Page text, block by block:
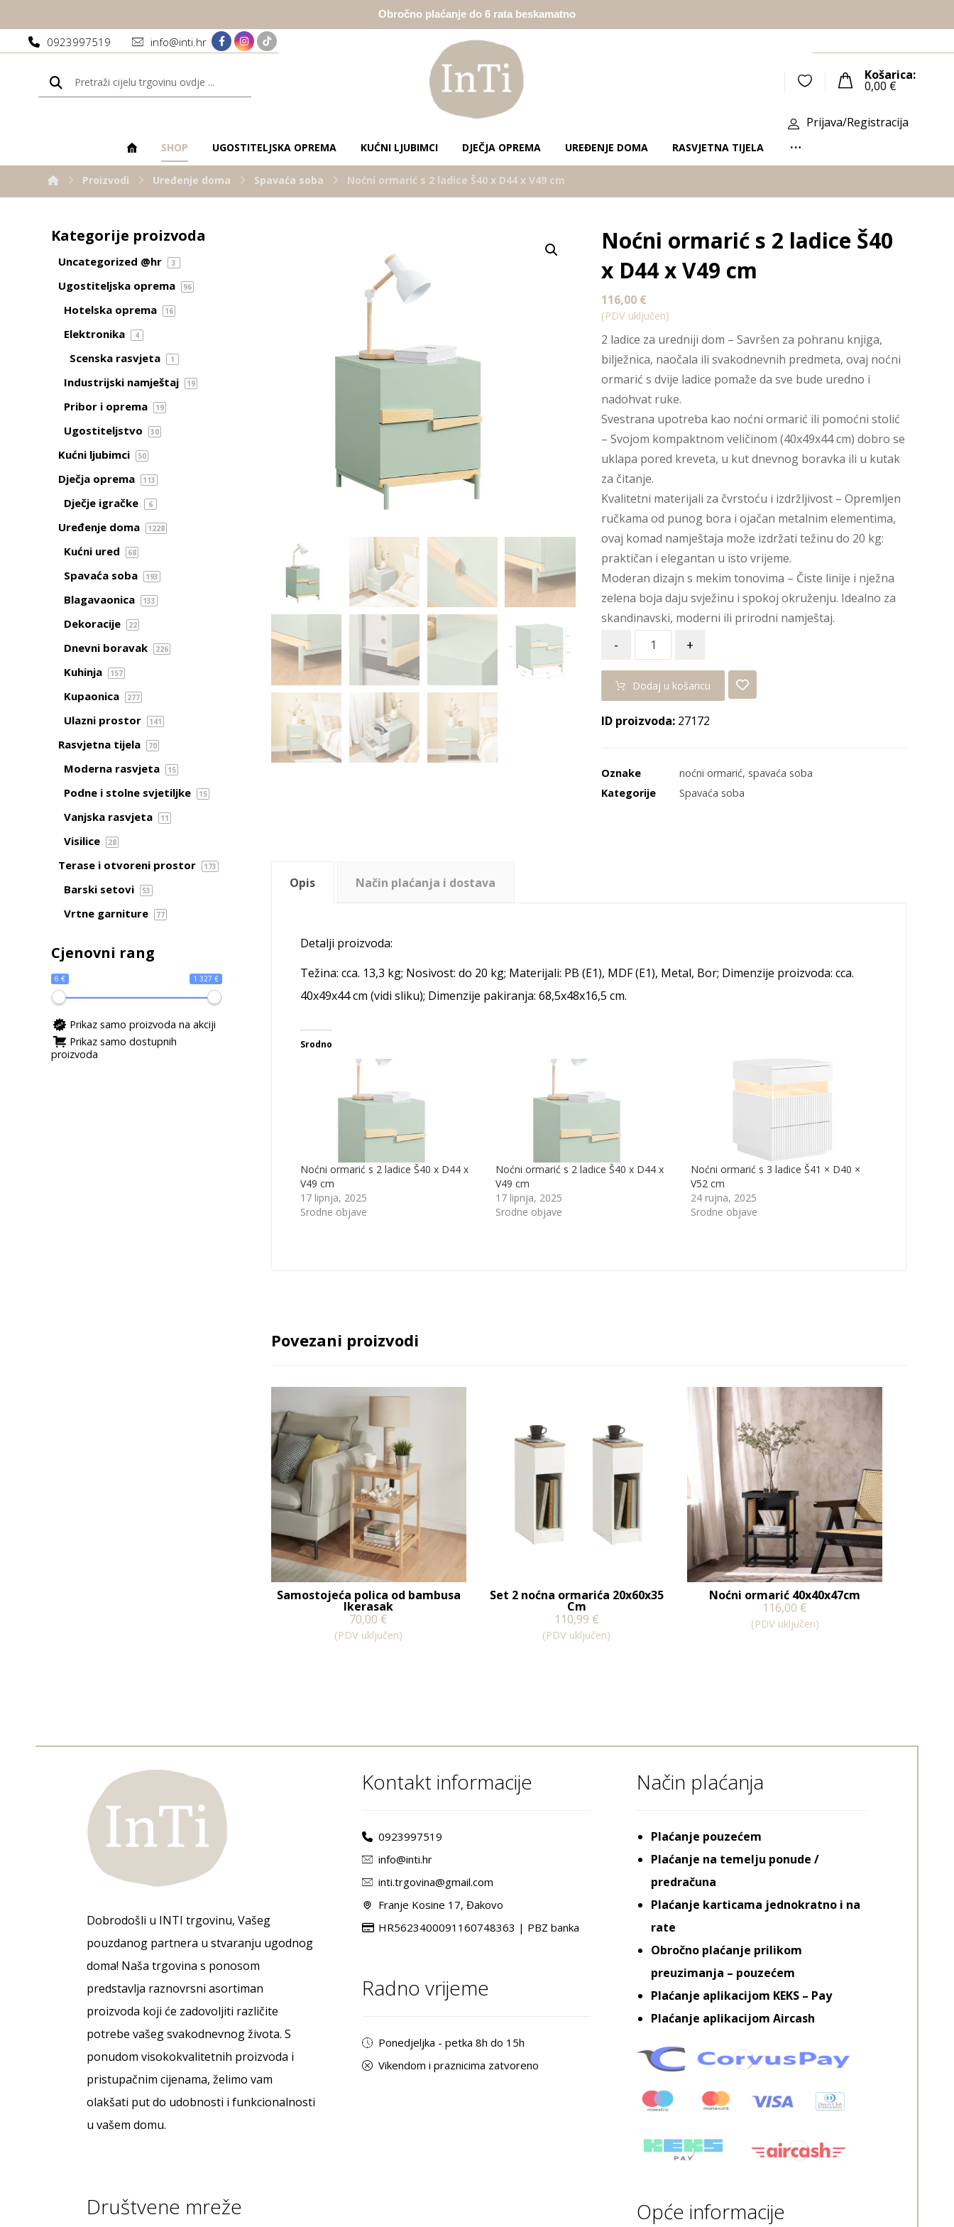
Obročno plaćanje do 6 rata beskamatno
0923997519 info@inti.hr
Košarica:
0,00 €
Prijava/Registracija
SHOP UGOSTITELJSKA OPREMA KUĆNI LJUBIMCI DJEČJA OPREMA UREĐENJE DOMA RASVJETNA TIJELA
Proizvodi Uređenje doma Spavaća soba Noćni ormarić s 2 ladice Š40 x D44 x V49 cm
Noćni ormarić s 2 ladice Š40
x D44 x V49 cm
116,00 €
(PDV uključen)
2 ladice za uredniji dom – Savršen za pohranu knjiga,
bilježnica, naočala ili svakodnevnih predmeta, ovaj noćni
ormarić s dvije ladice pomaže da sve bude uredno i
nadohvat ruke.
Svestrana upotreba kao noćni ormarić ili pomoćni stolić
– Svojom kompaktnom veličinom (40x49x44 cm) dobro se
uklapa pored kreveta, u kut dnevnog boravka ili u kutak
za čitanje.
Kvalitetni materijali za čvrstoću i izdržljivost – Opremljen
ručkama od punog bora i ojačan metalnim elementima,
ovaj komad namještaja može izdržati težinu do 20 kg:
praktičan i elegantan u isto vrijeme.
Moderan dizajn s mekim tonovima – Čiste linije i nježna
zelena boja daju svježinu i spokoj okruženju. Idealno za
skandinavski, moderni ili prirodni namještaj.
- +
Dodaj u košaricu
ID proizvoda: 27172
Oznake noćni ormarić, spavaća soba
Kategorije
Spavaća soba
Opis Način plaćanja i dostava
Detalji proizvoda:
Težina: cca. 13,3 kg; Nosivost: do 20 kg; Materijali: PB (E1), MDF (E1), Metal, Bor; Dimenzije proizvoda: cca.
40x49x44 cm (vidi sliku); Dimenzije pakiranja: 68,5x48x16,5 cm.
Srodno
Noćni ormarić s 2 ladice Š40 x D44 x
V49 cm
17 lipnja, 2025
Srodne objave
Noćni ormarić s 2 ladice Š40 x D44 x
V49 cm
17 lipnja, 2025
Srodne objave
Noćni ormarić s 3 ladice Š41 × D40 ×
V52 cm
24 rujna, 2025
Srodne objave
Povezani proizvodi
Samostojeća polica od bambusa
Ikerasak
70,00 €
(PDV uključen)
Set 2 noćna ormarića 20x60x35
Cm
110,99 €
(PDV uključen)
Noćni ormarić 40x40x47cm
116,00 €
(PDV uključen)
Kategorije proizvoda
Uncategorized @hr 3
Ugostiteljska oprema 96
Hotelska oprema 16
Elektronika 4
Scenska rasvjeta 1
Industrijski namještaj 19
Pribor i oprema 19
Ugostiteljstvo 30
Kućni ljubimci 50
Dječja oprema 113
Dječje igračke 6
Uređenje doma 1228
Kućni ured 68
Spavaća soba 193
Blagavaonica 133
Dekoracije 22
Dnevni boravak 226
Kuhinja 157
Kupaonica 277
Ulazni prostor 141
Rasvjetna tijela 70
Moderna rasvjeta 15
Podne i stolne svjetiljke 15
Vanjska rasvjeta 11
Visilice 28
Terase i otvoreni prostor 173
Barski setovi 53
Vrtne garniture 77
Cjenovni rang
6 € 1 327 €
Prikaz samo proizvoda na akciji
Prikaz samo dostupnih
proizvoda
Dobrodošli u INTI trgovinu, Vašeg
pouzdanog partnera u stvaranju ugodnog
doma! Naša trgovina s ponosom
predstavlja raznovrsni asortiman
proizvoda koji će zadovoljiti različite
potrebe vašeg svakodnevnog života. S
ponudom visokokvalitetnih proizvoda i
pristupačnim cijenama, želimo vam
olakšati put do udobnosti i funkcionalnosti
u vašem domu.
Društvene mreže
Kontakt informacije
0923997519
info@inti.hr
inti.trgovina@gmail.com
Franje Kosine 17, Đakovo
HR5623400091160748363 | PBZ banka
Radno vrijeme
Ponedjeljka - petka 8h do 15h
Vikendom i praznicima zatvoreno
Način plaćanja
Plaćanje pouzećem
Plaćanje na temelju ponude /
predračuna
Plaćanje karticama jednokratno i na
rate
Obročno plaćanje prilikom
preuzimanja – pouzećem
Plaćanje aplikacijom KEKS – Pay
Plaćanje aplikacijom Aircash
Opće informacije